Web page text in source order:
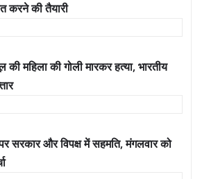
करने की तैयारी
की महिला की गोली मारकर हत्या, भारतीय
सरकार और विपक्ष में सहमति, मंगलवार को